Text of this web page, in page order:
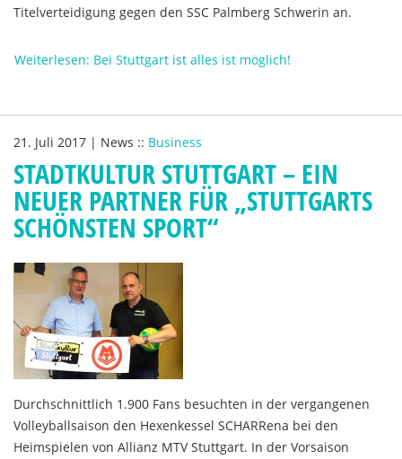
Titelverteidigung gegen den SSC Palmberg Schwerin an.
Weiterlesen: Bei Stuttgart ist alles ist möglich!
21. Juli 2017 | News :: Business
STADTKULTUR STUTTGART – EIN
NEUER PARTNER FÜR „STUTTGARTS
SCHÖNSTEN SPORT“
Durchschnittlich 1.900 Fans besuchten in der vergangenen
Volleyballsaison den Hexenkessel SCHARRena bei den
Heimspielen von Allianz MTV Stuttgart. In der Vorsaison